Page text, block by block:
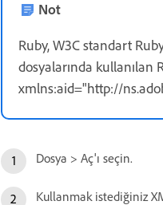
Not
Ruby, W3C standart
dosyalarında kullanılan
xmlns:aid="http://
Dosya > Aç'ı seçin.
Kullanmak istediğiniz